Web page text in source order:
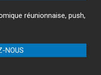
réunionnaise, push,
NOUS